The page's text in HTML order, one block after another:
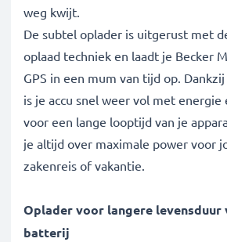
weg kwijt.
De subtel oplader is uitgerust met
oplaad techniek en laadt je Becker
GPS in een mum van tijd op.
is je accu snel weer vol met energie
voor een lange looptijd van je
je altijd over maximale power voor
zakenreis of vakantie.
Oplader voor langere levensduur
batterij